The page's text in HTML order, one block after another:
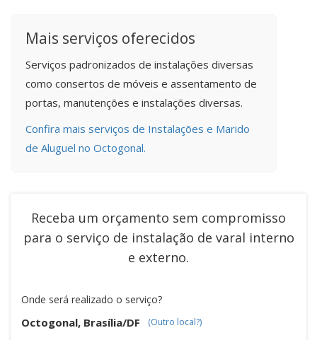
Mais serviços oferecidos
Serviços padronizados de instalações diversas
como consertos de móveis e assentamento de
portas, manutenções e instalações diversas.
Confira mais serviços de Instalações e Marido
de Aluguel no Octogonal.
Receba um orçamento sem compromisso
para o serviço de instalação de varal interno
e externo.
Onde será realizado o serviço?
Octogonal, Brasília/DF (Outro local?)